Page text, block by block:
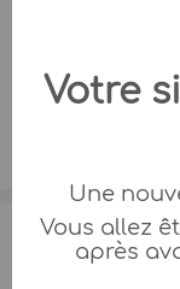
Votre
Une
Vous allez
après